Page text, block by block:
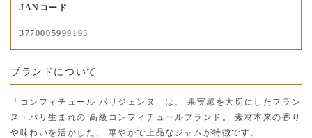
JANコード
3770005999193
ブランドについて
「コンフィチュール パリジェンヌ」は、 果実感を大切にしたフラン
ス・パリ生まれの 高級コンフィチュールブランド。 素材本来の香り
や味わいを活かした、 華やかで上品なジャムが特徴です。